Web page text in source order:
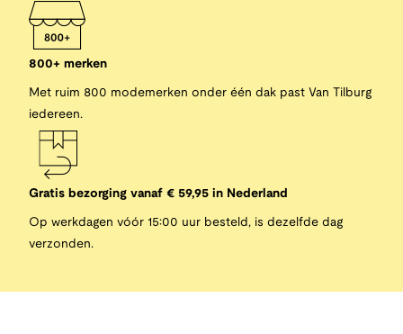
800+ merken
Met ruim 800 modemerken onder één dak past Van Tilburg
iedereen.
Gratis bezorging vanaf € 59,95 in Nederland
Op werkdagen vóór 15:00 uur besteld, is dezelfde dag
verzonden.